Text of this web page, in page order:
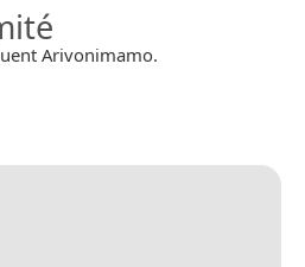
Arivonimamo.